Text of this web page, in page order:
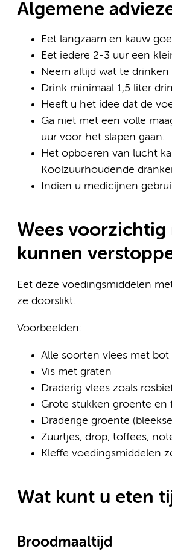
Algemene
Eet langzaam en kauw
Eet iedere 2-3 uur een
Neem altijd wat te drinken
Drink minimaal 1,5 liter
Heeft u het idee dat de
Ga niet met een volle
uur voor het slapen gaan.
Het opboeren van lucht
Koolzuurhoudende
Indien u medicijnen
Wees
kunnen
Eet deze voedingsmiddelen
ze doorslikt.
Voorbeelden:
Alle soorten vlees met bot
Vis met graten
Draderig vlees zoals
Grote stukken groente en
Draderige groente
Zuurtjes, drop, toffees,
Kleffe voedingsmiddelen
Wat kunt u eten
Broodmaaltijd